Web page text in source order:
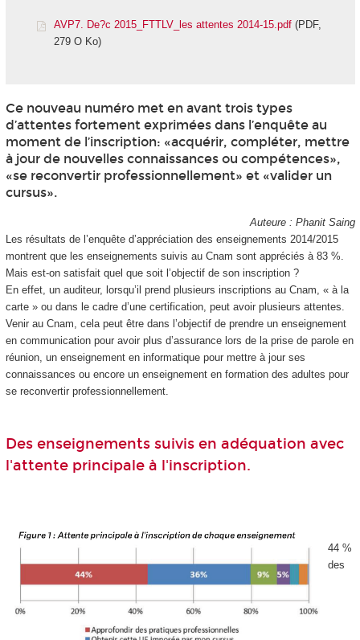
AVP7. De?c 2015_FTTLV_les attentes 2014-15.pdf (PDF,
279 O Ko)
Ce nouveau numéro met en avant trois types
d’attentes fortement exprimées dans l’enquête au
moment de l’inscription: «acquérir, compléter, mettre
à jour de nouvelles connaissances ou compétences»,
«se reconvertir professionnellement» et «valider un
cursus».
Auteure : Phanit Saing
Les résultats de l’enquête d’appréciation des enseignements 2014/2015
montrent que les enseignements suivis au Cnam sont appréciés à 83 %.
Mais est-on satisfait quel que soit l’objectif de son inscription ?
En effet, un auditeur, lorsqu’il prend plusieurs inscriptions au Cnam, « à la
carte » ou dans le cadre d’une certification, peut avoir plusieurs attentes.
Venir au Cnam, cela peut être dans l’objectif de prendre un enseignement
en communication pour avoir plus d’assurance lors de la prise de parole en
réunion, un enseignement en informatique pour mettre à jour ses
connaissances ou encore un enseignement en formation des adultes pour
se reconvertir professionnellement.
Des enseignements suivis en adéquation avec
l'attente principale à l'inscription.
44 %
des